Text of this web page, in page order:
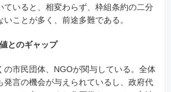
ていると、相変わらず、枠組条約の二分
ことが多く、前途多難である。
とのギャップ
市民団体、NGOが関与している。全体
発言の機会が与えられているし、政府代